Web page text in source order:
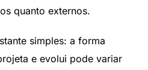
quanto externos.
simples: a forma
e evolui pode variar